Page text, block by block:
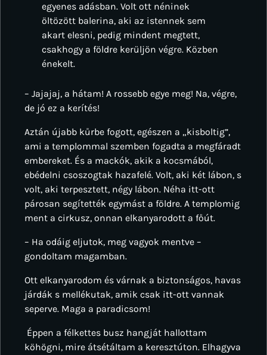
egyenes adásban. Volt ott néninek
öltözött balerina, aki az istennek sem
akart elesni, pedig mindent megtett,
csakhogy a földre kerüljön végre. Közben
énekelt.
– Jajajaj, a hátam! A rossebb egye meg! Na, végre,
de jó ez a kerítés!
Aztán újabb kűrbe fogott, egészen a „kisboltig”,
ami a templommal szemben fogadta a megfáradt
embereket. És a mackók, akik a kocsmából,
ebédelni csoszogtak hazafelé. Volt, aki két lábon, s
volt, aki terpesztett, négy lábon. Néha itt-ott
párosan segítették egymást a földre. A templomig
ment a cirkusz, onnan elkanyarodott a főút.
– Ha odáig eljutok, meg vagyok mentve –
gondoltam magamban.
Ott elkanyarodom és várnak a biztonságos, havas
járdák s mellékutak, amik csak itt-ott vannak
seperve. Maga a paradicsom!
Éppen a félkettes busz hangját hallottam
köhögni, mire átsétáltam a keresztúton. Elhagyva